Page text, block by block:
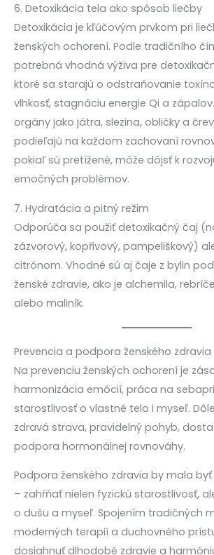
6. Detoxikácia tela ako spôsob liečby
Detoxikácia je kľúčovým prvkom pri
ženských ochorení. Podle tradičního
potrebná vhodná výživa pre
ktoré sa starajú o odstraňovanie
vlhkosť, stagnáciu energie Qi a
orgány jako játra, slezina, obličky a
podieľajú na každom zachovaní
pokiaľ sú pretížené, môže dôjsť k
emočných problémov.
7. Hydratácia a pitný režim
Odporúča sa použiť detoxikačný čaj
zázvorový, kopřivový, pampeliškový)
citrónom. Vhodné sú aj čaje z bylin
ženské zdravie, ako je alchemila,
alebo maliník.
Prevencia a podpora ženského zdravia
Na prevenciu ženských ochorení je
harmonizácia emócií, práca na
starostlivosť o vlastné telo i myseľ.
zdravá strava, pravidelný pohyb,
podpora hormonálnej rovnováhy.
Podpora ženského zdravia by mala
– zahŕňať nielen fyzickú starostlivosť,
o dušu a myseľ. Spojením tradičných
moderných terapií a duchovného
dosiahnuť dlhodobé zdravie a